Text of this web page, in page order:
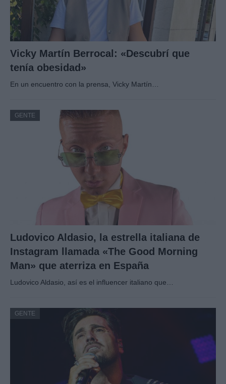
Vicky Martín Berrocal: «Descubrí que
tenía obesidad»
En un encuentro con la prensa, Vicky Martín…
GENTE
Ludovico Aldasio, la estrella italiana de
Instagram llamada «The Good Morning
Man» que aterriza en España
Ludovico Aldasio, así es el influencer italiano que…
GENTE